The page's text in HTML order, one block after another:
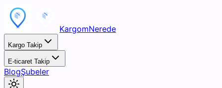
KargomNerede
Kargo Takip
E-ticaret Takip
BlogŞubeler